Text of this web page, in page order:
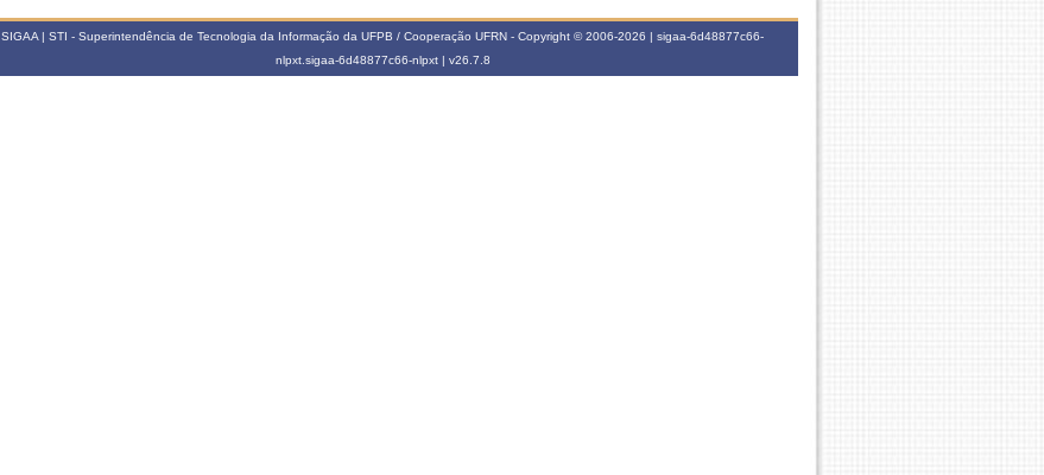
SIGAA | STI - Superintendência de Tecnologia da Informação da UFPB / Cooperação UFRN - Copyright © 2006-2026 | sigaa-6d48877c66-
nlpxt.sigaa-6d48877c66-nlpxt | v26.7.8